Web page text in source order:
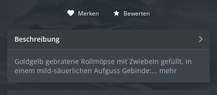
Merken Bewerten
Beschreibung
Goldgelb gebratene Rollmöpse mit Zwiebeln gefüllt, in
einem mild-säuerlichen Aufguss Gebinde:... mehr